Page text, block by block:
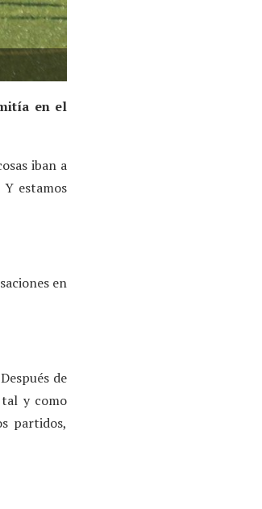
en el
iban a
estamos
en
de
y como
partidos,